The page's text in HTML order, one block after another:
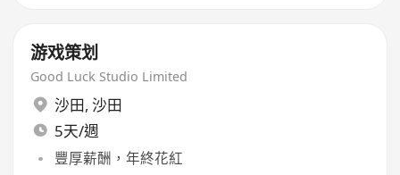
游戏策划
Good Luck Studio Limited
沙田, 沙田
5天/週
豐厚薪酬，年終花紅